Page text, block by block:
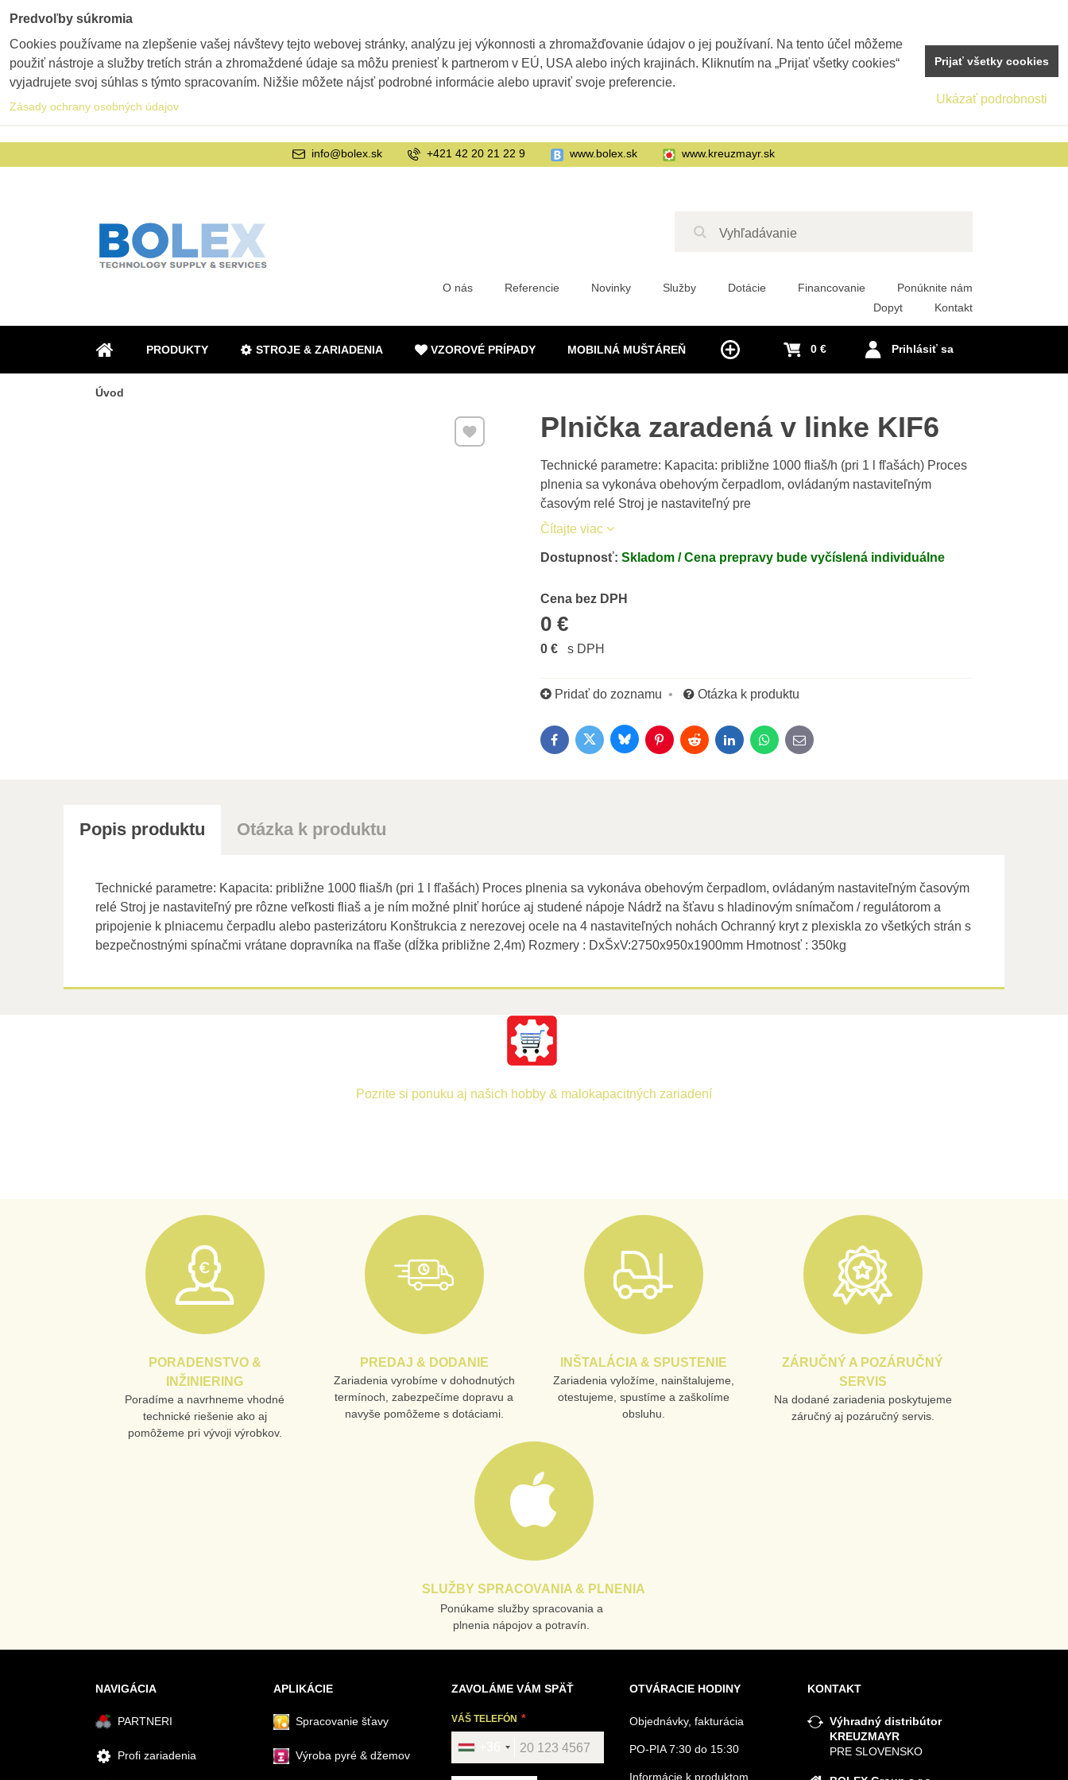
ÚVOD
PRODUKTY STROJE & ZARIADENIA VZOROVÉ PRÍPADY MOBILNÁ MUŠTÁREŇ
O nás Referencie Novinky Služby Dotácie Financovanie
Ponúknite nám
Dopyt
Kontakt
Prihlásiť sa
0 €
info@bolex.sk +421 42 20 21 22 9 www.bolex.sk www.kreuzmayr.sk
Úvod
Plnička zaradená v linke KIF6
Technické parametre: Kapacita: približne 1000 fliaš/h (pri 1 l fľašách) Proces
plnenia sa vykonáva obehovým čerpadlom, ovládaným nastaviteľným
časovým relé Stroj je nastaviteľný pre
Čítajte viac
Pridať k Obľúbeným
Dostupnosť: Skladom / Cena prepravy bude vyčíslená individuálne
Cena bez DPH
0 €
Cena s DPH
0 € s DPH
Pridať do zoznamu Otázka k produktu
FacebookTwitterBlueskyPinterestRedditLinkedInWhatsApp
E-mail
Popis produktu Otázka k produktu
Technické parametre: Kapacita: približne 1000 fliaš/h (pri 1 l fľašách) Proces plnenia sa vykonáva obehovým čerpadlom, ovládaným nastaviteľným časovým
relé Stroj je nastaviteľný pre rôzne veľkosti fliaš a je ním možné plniť horúce aj studené nápoje Nádrž na šťavu s hladinovým snímačom / regulátorom a
pripojenie k plniacemu čerpadlu alebo pasterizátoru Konštrukcia z nerezovej ocele na 4 nastaviteľných nohách Ochranný kryt z plexiskla zo všetkých strán s
bezpečnostnými spínačmi vrátane dopravníka na fľaše (dĺžka približne 2,4m) Rozmery : DxŠxV:2750x950x1900mm Hmotnosť : 350kg
Pozrite si ponuku aj našich hobby & malokapacitných zariadení
PORADENSTVO &
INŽINIERING
Poradíme a navrhneme vhodné
technické riešenie ako aj
pomôžeme pri vývoji výrobkov.
PREDAJ & DODANIE
Zariadenia vyrobíme v dohodnutých
termínoch, zabezpečíme dopravu a
navyše pomôžeme s dotáciami.
INŠTALÁCIA & SPUSTENIE
Zariadenia vyložíme, nainštalujeme,
otestujeme, spustíme a zaškolíme
obsluhu.
ZÁRUČNÝ A POZÁRUČNÝ
SERVIS
Na dodané zariadenia poskytujeme
záručný aj pozáručný servis.
SLUŽBY SPRACOVANIA & PLNENIA
Ponúkame služby spracovania a
plnenia nápojov a potravín.
NAVIGÁCIA
PARTNERI
Profi zariadenia
APLIKÁCIE
Spracovanie šťavy
Výroba pyré & džemov
ZAVOLÁME VÁM SPÄŤ
VÁŠ TELEFÓN
OTVÁRACIE HODINY
Objednávky, fakturácia
PO-PIA 7:30 do 15:30
Informácie k produktom
KONTAKT
Výhradný distribútor
KREUZMAYR
PRE SLOVENSKO
Predvoľby súkromia
Cookies používame na zlepšenie vašej návštevy tejto webovej stránky, analýzu jej výkonnosti a zhromažďovanie údajov o jej používaní. Na tento účel môžeme
použiť nástroje a služby tretích strán a zhromaždené údaje sa môžu preniesť k partnerom v EÚ, USA alebo iných krajinách. Kliknutím na „Prijať všetky cookies“
vyjadrujete svoj súhlas s týmto spracovaním. Nižšie môžete nájsť podrobné informácie alebo upraviť svoje preferencie.
Zásady ochrany osobných údajov
Ukázať podrobnosti
Prijať všetky cookies